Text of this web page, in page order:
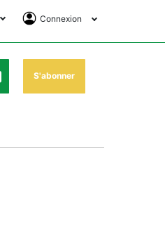
Connexion
Se Connecter
AbonnementS'abonner